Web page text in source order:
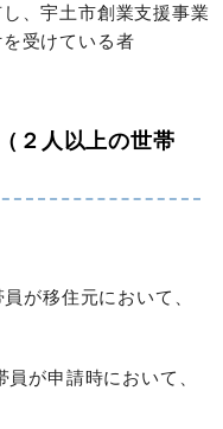
、宇土市創業支援事業
受けている者
２人以上の世帯
が移住元において、
が申請時において、